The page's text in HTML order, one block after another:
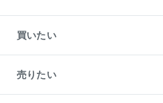
買いたい
新築・分譲マンションの購入
中古マンションの購入
一戸建ての購入
売りたい